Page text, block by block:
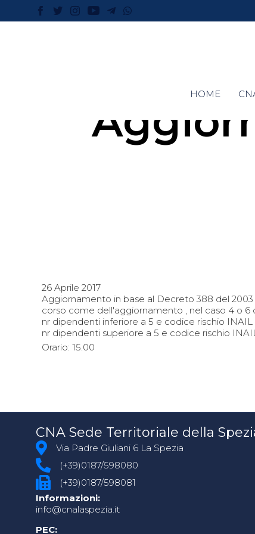
HOME
26 Aprile 2017
Aggiornamento in base al Decreto 388 del
corso come dell'aggiornamento , nel caso 4 o 6
nr dipendenti inferiore a 5 e codice rischio
nr dipendenti superiore a 5 e codice rischio
Orario: 15.00
CNA Sede Territoriale della
Via Padre Giuliani 6 La Spezia
(+39)0187/598080
(+39)0187/598081
Informazioni:
info@cnalaspezia.it
PEC: